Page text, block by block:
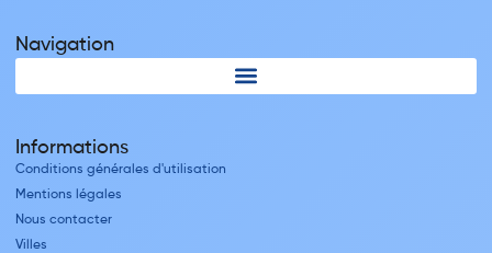
Navigation
Informations
Conditions générales d'utilisation
Mentions légales
Nous contacter
Villes